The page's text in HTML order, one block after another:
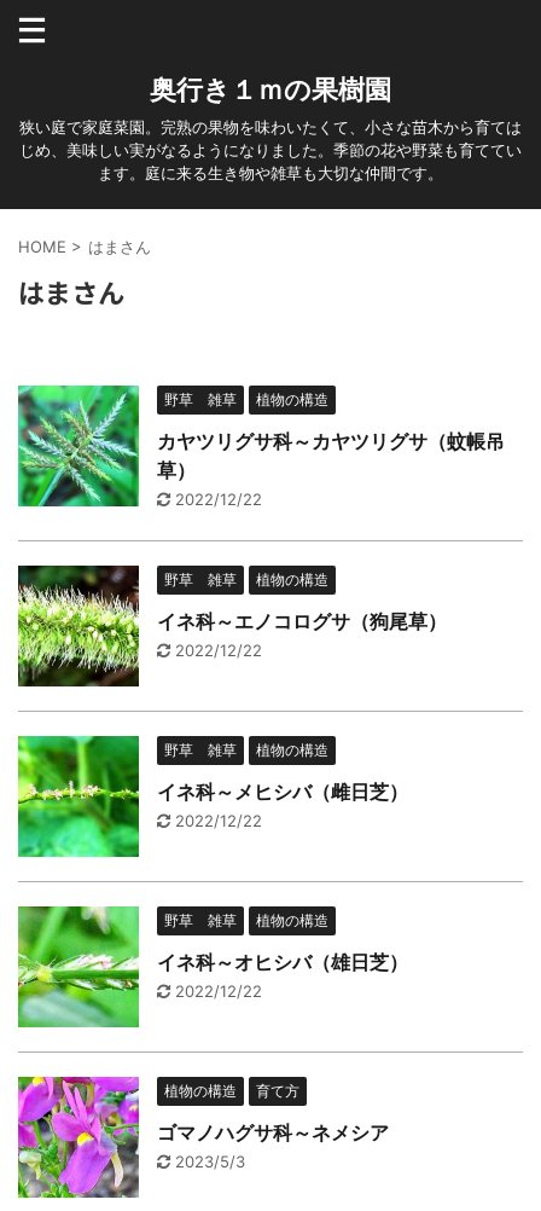
奥行き１ｍの果樹園
狭い庭で家庭菜園。完熟の果物を味わいたくて、小さな苗木から育ては
じめ、美味しい実がなるようになりました。季節の花や野菜も育ててい
ます。庭に来る生き物や雑草も大切な仲間です。
HOME > はまさん
はまさん
野草 雑草 植物の構造
カヤツリグサ科～カヤツリグサ（蚊帳吊
草）
2022/12/22
野草 雑草 植物の構造
イネ科～エノコログサ（狗尾草）
2022/12/22
野草 雑草 植物の構造
イネ科～メヒシバ（雌日芝）
2022/12/22
野草 雑草 植物の構造
イネ科～オヒシバ（雄日芝）
2022/12/22
植物の構造 育て方
ゴマノハグサ科～ネメシア
2023/5/3